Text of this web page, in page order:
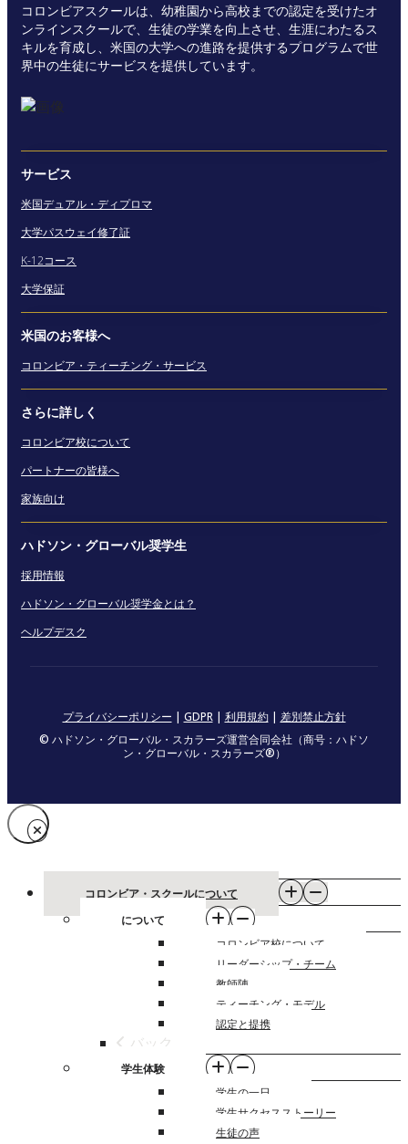
コロンビアスクールは、幼稚園から高校までの認定を受けたオ
ンラインスクールで、生徒の学業を向上させ、生涯にわたるス
キルを育成し、米国の大学への進路を提供するプログラムで世
界中の生徒にサービスを提供しています。
サービス
米国デュアル・ディプロマ
大学パスウェイ修了証
K-12コース
大学保証
米国のお客様へ
コロンビア・ティーチング・サービス
さらに詳しく
コロンビア校について
パートナーの皆様へ
家族向け
ハドソン・グローバル奨学生
採用情報
ハドソン・グローバル奨学金とは？
ヘルプデスク
プライバシーポリシー | GDPR| 利用規約| 差別禁止方針
© ハドソン・グローバル・スカラーズ運営合同会社（商号：ハドソ
ン・グローバル・スカラーズ®）
コロンビア・スクールについて
について
コロンビア校について
リーダーシップ・チーム
教師陣
ティーチング・モデル
認定と提携
バック
学生体験
学生の一日
学生サクセスストーリー
生徒の声